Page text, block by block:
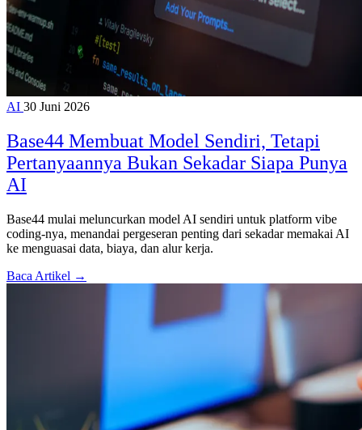
AI 30 Juni 2026
Base44 Membuat Model Sendiri, Tetapi
Pertanyaannya Bukan Sekadar Siapa Punya
AI
Base44 mulai meluncurkan model AI sendiri untuk platform vibe
coding-nya, menandai pergeseran penting dari sekadar memakai AI
ke menguasai data, biaya, dan alur kerja.
Baca Artikel →